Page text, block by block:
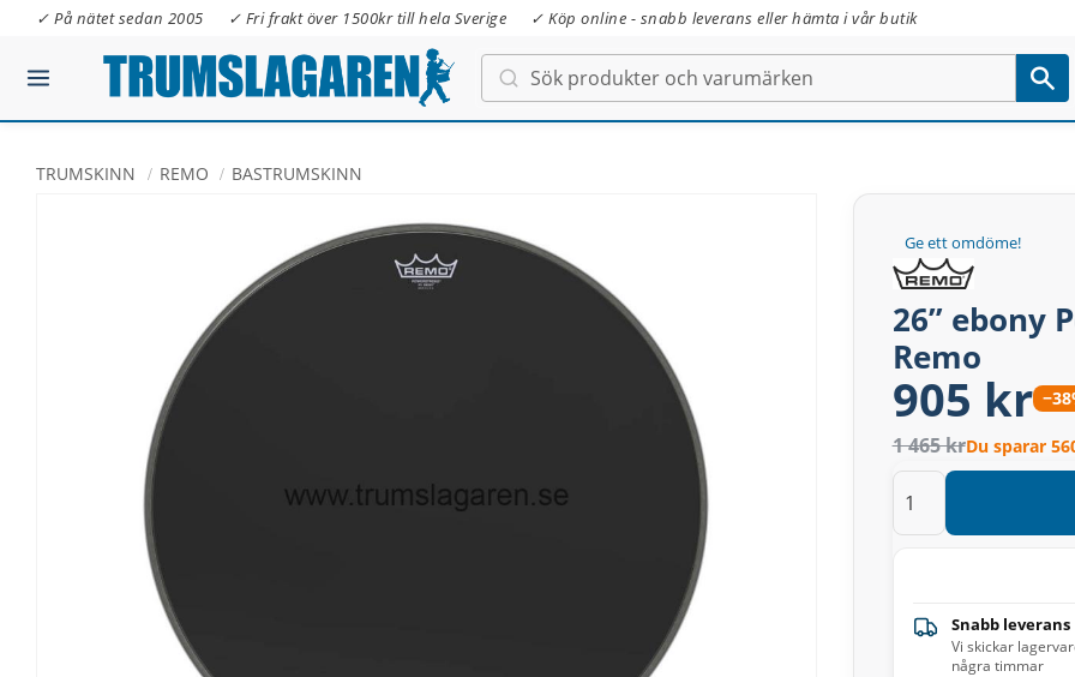
✓ På nätet sedan 2005 ✓ Fri frakt över 1500kr till hela Sverige ✓ Köp online - snabb leverans eller hämta i vår butik
TRUMSKINN REMO BASTRUMSKINN
Ge ett omdöme!
26” ebony
Remo
905 kr
1 465 krDu sparar
Snabb leverans
Vi skickar
några timmar